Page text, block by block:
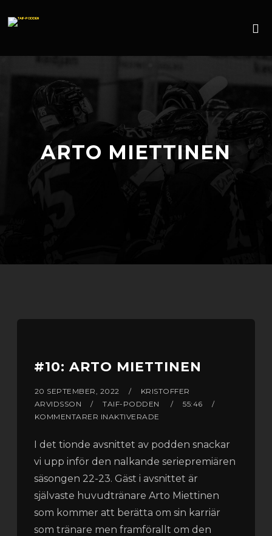
ARTO MIETTINEN
#10: ARTO MIETTINEN
20 SEPTEMBER, 2022
KRISTOFFER
ARVIDSSON
TAIF-PODDEN
55:46
KOMMENTARER INAKTIVERADE
I det tionde avsnittet av podden snackar
vi upp inför den nalkande seriepremiären
säsongen 22-23. Gäst i avsnittet är
självaste huvudtränare Arto Miettinen
som kommer att berätta om sin karriär
som tränare men framförallt om den